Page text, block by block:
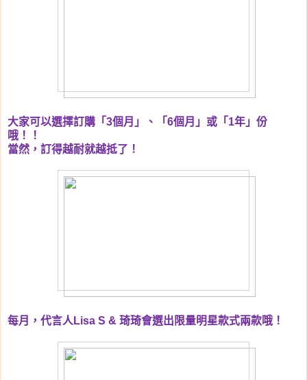
大家可以選擇訂購「 3個月」、「 6個月」或「 1年」份
哦！！
當然，訂得越耐就越抵了！
每月，代言人Lisa S & 琦琦會選出限量明星款式兩款哦！